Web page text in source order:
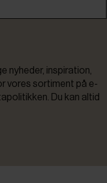
nyheder, inspiration,
vores sortiment på e-
Du kan altid